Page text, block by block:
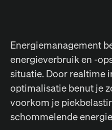
Energiemanagement
energieverbruik en -
situatie. Door realtime
optimalisatie benut je
voorkom je
schommelende